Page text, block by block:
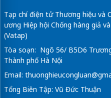
Tạp chí điện tử Thương hiệu và
ương Hiệp hội Chống hàng giả
(Vatap)
Tòa soạn: Ngõ 56/ B5D6
Thành phố Hà Nội
Email:
Tổng Biên Tập: Vũ Đức Thuận